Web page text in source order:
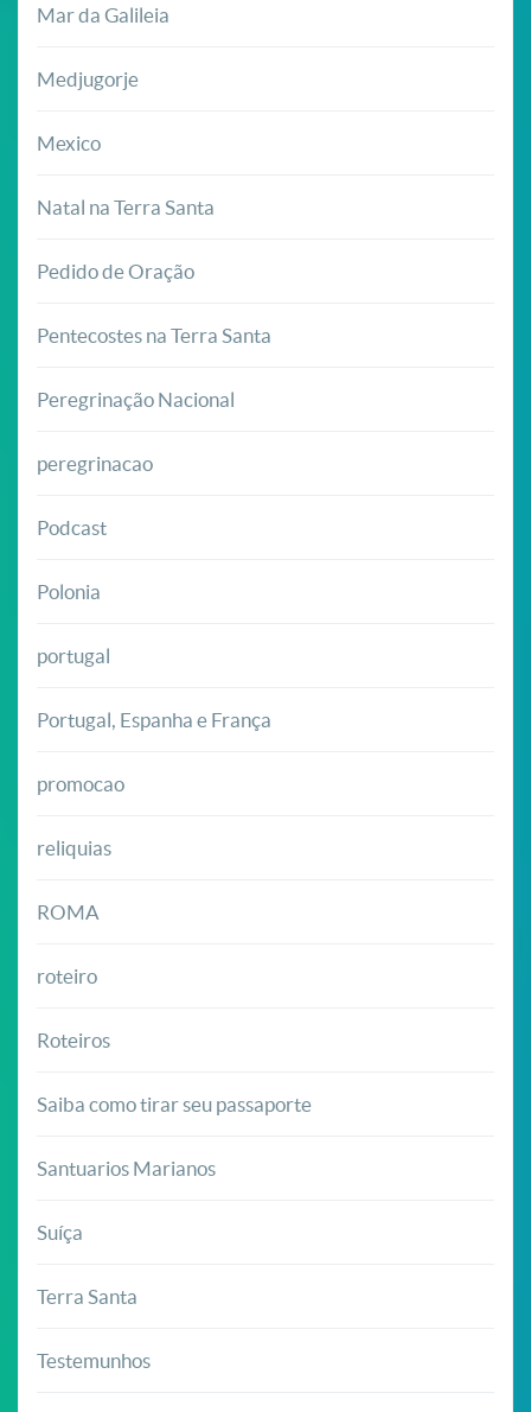
Mar da Galileia
Medjugorje
Mexico
Natal na Terra Santa
Pedido de Oração
Pentecostes na Terra Santa
Peregrinação Nacional
peregrinacao
Podcast
Polonia
portugal
Portugal, Espanha e França
promocao
reliquias
ROMA
roteiro
Roteiros
Saiba como tirar seu passaporte
Santuarios Marianos
Suíça
Terra Santa
Testemunhos